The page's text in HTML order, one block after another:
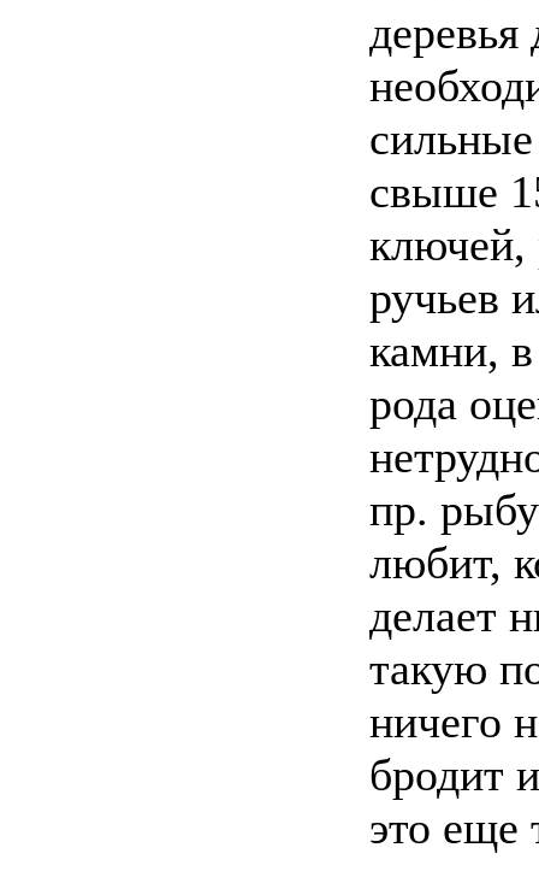
свыше
ключей,
ручьев
камни,
рода
пр.
любит,
делает
такую
ничего
бродит
это еще